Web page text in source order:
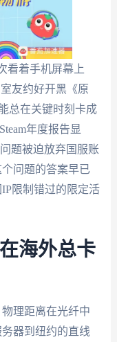
看着手机屏幕上
友约好开黑《原
总在关键时刻卡成
年度报告显
题被迫放弃国服账
问题的答案早已
限制错过的限定活
海外总卡
理距离在光纤中
器到纽约的直线